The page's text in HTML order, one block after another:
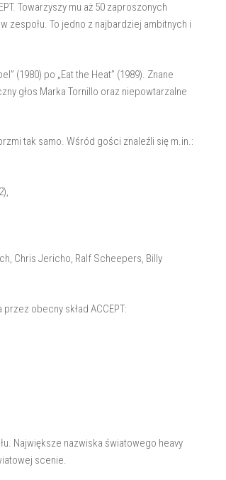
Towarzyszy mu aż 50 zaproszonych
zespołu. To jedno z najbardziej ambitnych i
(1980) po „Eat the Heat” (1989). Znane
głos Marka Tornillo oraz niepowtarzalne
tak samo. Wśród gości znaleźli się m.in.:
Chris Jericho, Ralf Scheepers, Billy
obecny skład ACCEPT:
Największe nazwiska światowego heavy
scenie.